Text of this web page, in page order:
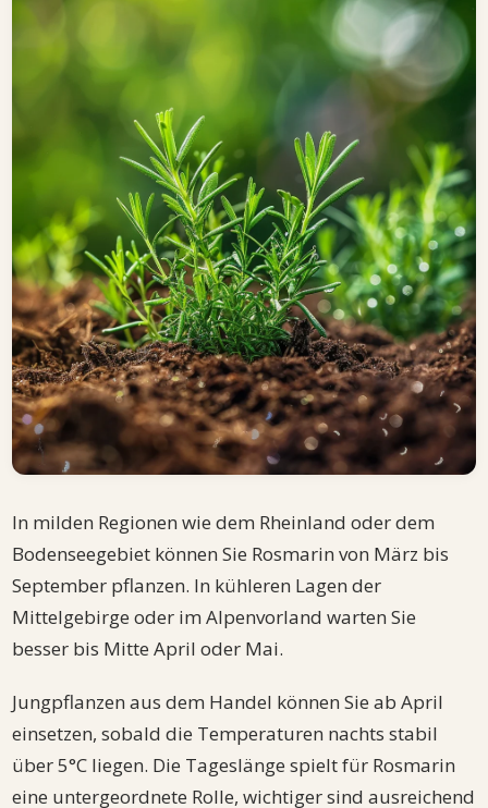
In milden Regionen wie dem Rheinland oder dem
Bodenseegebiet können Sie Rosmarin von März bis
September pflanzen. In kühleren Lagen der
Mittelgebirge oder im Alpenvorland warten Sie
besser bis Mitte April oder Mai.
Jungpflanzen aus dem Handel können Sie ab April
einsetzen, sobald die Temperaturen nachts stabil
über 5°C liegen. Die Tageslänge spielt für Rosmarin
eine untergeordnete Rolle, wichtiger sind ausreichend